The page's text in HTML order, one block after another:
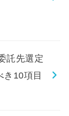
託先選定
き10項目